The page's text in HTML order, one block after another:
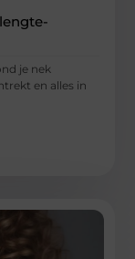
je nek
en alles in